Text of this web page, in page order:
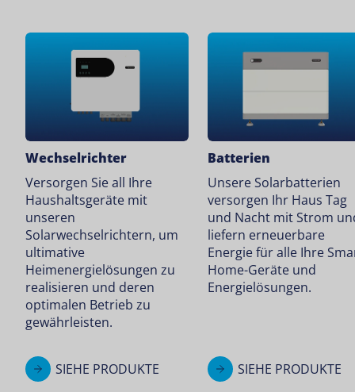
Wechselrichter
Versorgen Sie all Ihre
Haushaltsgeräte mit
unseren
Solarwechselrichtern, um
ultimative
Heimenergielösungen zu
realisieren und deren
optimalen Betrieb zu
gewährleisten.
SIEHE PRODUKTE
Batterien
Unsere Solarbatterien
versorgen Ihr Haus Tag
und Nacht mit Strom
liefern erneuerbare
Energie für alle Ihre
Home-Geräte und
Energielösungen.
SIEHE PRODUKTE